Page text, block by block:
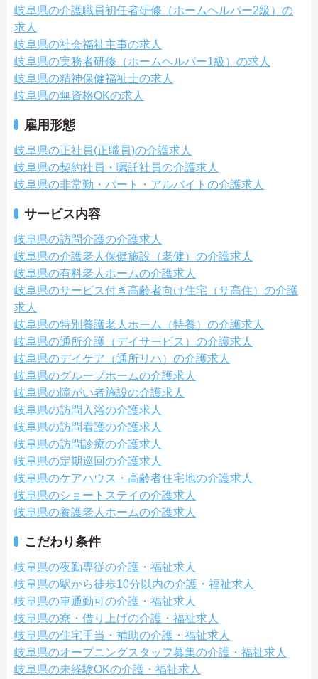
岐阜県の介護職員初任者研修（ホームヘルパー2級）の
求人
岐阜県の社会福祉主事の求人
岐阜県の実務者研修（ホームヘルパー1級）の求人
岐阜県の精神保健福祉士の求人
岐阜県の無資格OKの求人
雇用形態
岐阜県の正社員(正職員)の介護求人
岐阜県の契約社員・嘱託社員の介護求人
岐阜県の非常勤・パート・アルバイトの介護求人
サービス内容
岐阜県の訪問介護の介護求人
岐阜県の介護老人保健施設（老健）の介護求人
岐阜県の有料老人ホームの介護求人
岐阜県のサービス付き高齢者向け住宅（サ高住）の介護
求人
岐阜県の特別養護老人ホーム（特養）の介護求人
岐阜県の通所介護（デイサービス）の介護求人
岐阜県のデイケア（通所リハ）の介護求人
岐阜県のグループホームの介護求人
岐阜県の障がい者施設の介護求人
岐阜県の訪問入浴の介護求人
岐阜県の訪問看護の介護求人
岐阜県の訪問診療の介護求人
岐阜県の定期巡回の介護求人
岐阜県のケアハウス・高齢者住宅地の介護求人
岐阜県のショートステイの介護求人
岐阜県の養護老人ホームの介護求人
こだわり条件
岐阜県の夜勤専従の介護・福祉求人
岐阜県の駅から徒歩10分以内の介護・福祉求人
岐阜県の車通勤可の介護・福祉求人
岐阜県の寮・借り上げの介護・福祉求人
岐阜県の住宅手当・補助の介護・福祉求人
岐阜県のオープニングスタッフ募集の介護・福祉求人
岐阜県の未経験OKの介護・福祉求人